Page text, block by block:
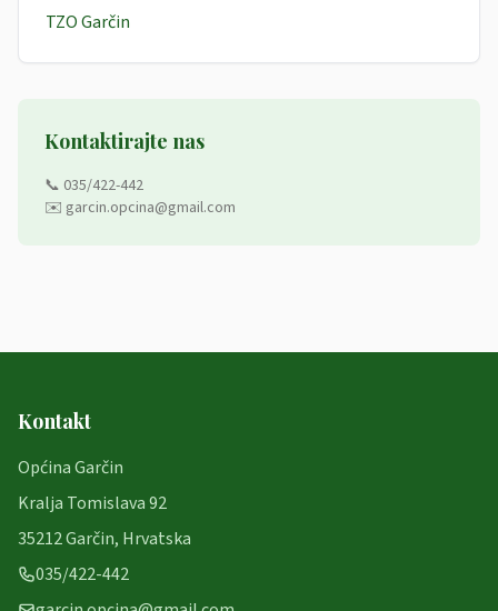
TZO Garčin
Kontaktirajte nas
📞 035/422-442
✉️ garcin.opcina@gmail.com
Kontakt
Općina Garčin
Kralja Tomislava 92
35212 Garčin, Hrvatska
035/422-442